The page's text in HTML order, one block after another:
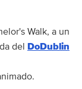
Walk, a un
del
DoDublin